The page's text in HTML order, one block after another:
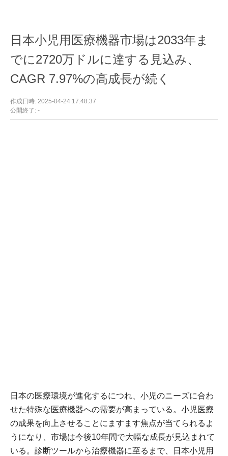
日本小児用医療機器市場は2033年ま
でに2720万ドルに達する見込み、
CAGR 7.97%の高成長が続く
作成日時: 2025-04-24 17:48:37
公開終了: -
日本の医療環境が進化するにつれ、小児のニーズに合わ
せた特殊な医療機器への需要が高まっている。小児医療
の成果を向上させることにますます焦点が当てられるよ
うになり、市場は今後10年間で大幅な成長が見込まれて
いる。診断ツールから治療機器に至るまで、日本小児用